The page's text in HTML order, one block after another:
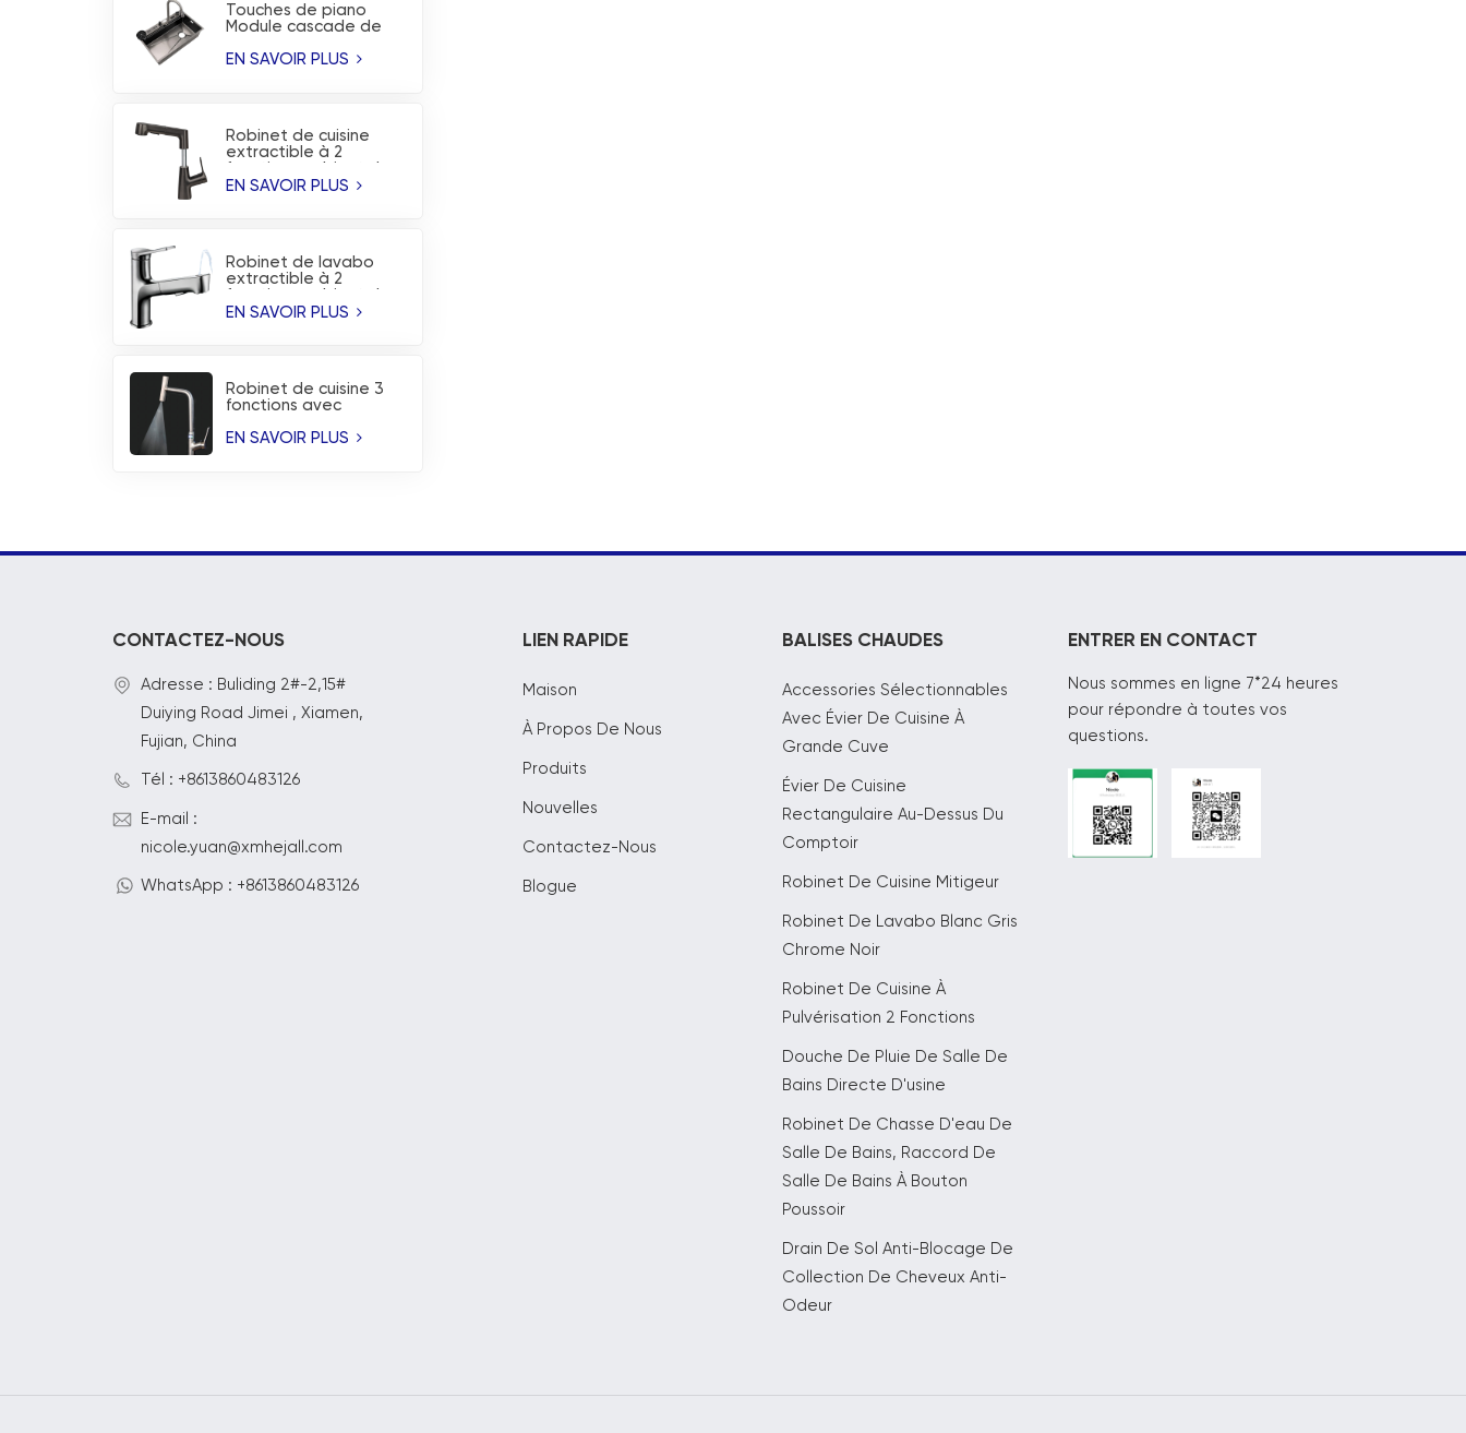
Touches de piano
Module cascade de
cuisine à revêtement
EN SAVOIR PLUS
Robinet de cuisine
extractible à 2
lavabo réglable en
EN SAVOIR PLUS
Robinet de lavabo
extractible à 2
cuisine à bouche
EN SAVOIR PLUS
Robinet de cuisine 3
fonctions avec
température et jet à
EN SAVOIR PLUS
CONTACTEZ-NOUS
Adresse : Buliding 2#-2,15#
Duiying Road Jimei , Xiamen,
Fujian, China
Tél : +8613860483126
E-mail :
nicole.yuan@xmhejall.com
WhatsApp : +8613860483126
LIEN RAPIDE
Maison
À Propos De Nous
Produits
Nouvelles
Contactez-Nous
Blogue
BALISES CHAUDES
Accessories Sélectionnables
Avec Évier De Cuisine À
Grande Cuve
Évier De Cuisine
Rectangulaire Au-Dessus Du
Comptoir
Robinet De Cuisine Mitigeur
Robinet De Lavabo Blanc Gris
Chrome Noir
Robinet De Cuisine À
Pulvérisation 2 Fonctions
Douche De Pluie De Salle De
Bains Directe D'usine
Robinet De Chasse D'eau De
Salle De Bains, Raccord De
Salle De Bains À Bouton
Poussoir
Drain De Sol Anti-Blocage De
Collection De Cheveux Anti-
Odeur
ENTRER EN CONTACT
Nous sommes en ligne 7*24 heures
pour répondre à toutes vos
questions.